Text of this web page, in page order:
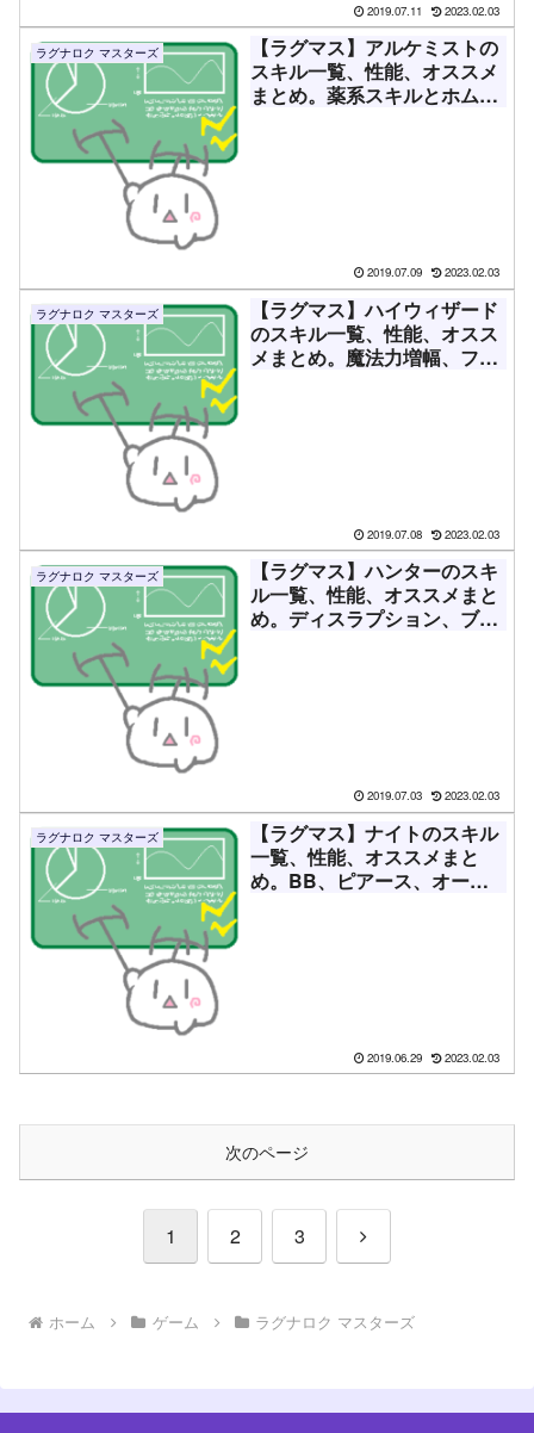
2019.07.11 2023.02.03
ラグナロク マスターズ
【ラグマス】アルケミストの
スキル一覧、性能、オススメ
まとめ。薬系スキルとホムン
2019.07.09 2023.02.03
ラグナロク マスターズ
【ラグマス】ハイウィザード
のスキル一覧、性能、オスス
メまとめ。魔法力増幅、ファ
2019.07.08 2023.02.03
ラグナロク マスターズ
【ラグマス】ハンターのスキ
ル一覧、性能、オススメまと
め。ディスラプション、ブリ
2019.07.03 2023.02.03
ラグナロク マスターズ
【ラグマス】ナイトのスキル
一覧、性能、オススメまと
め。BB、ピアース、オーラ
2019.06.29 2023.02.03
次のページ
1 2 3
次
ホーム ゲーム ラグナロク マスターズ